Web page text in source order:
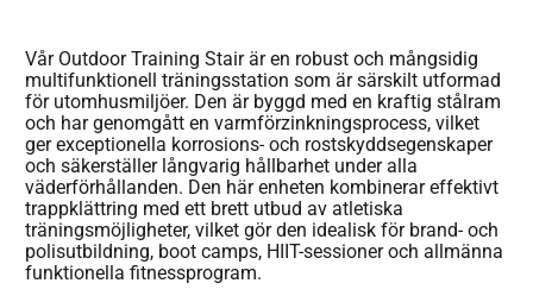
Vår Outdoor Training Stair är en robust och mångsidig
multifunktionell träningsstation som är särskilt utformad
för utomhusmiljöer. Den är byggd med en kraftig stålram
och har genomgått en varmförzinkningsprocess, vilket
ger exceptionella korrosions- och rostskyddsegenskaper
och säkerställer långvarig hållbarhet under alla
väderförhållanden. Den här enheten kombinerar effektivt
trappklättring med ett brett utbud av atletiska
träningsmöjligheter, vilket gör den idealisk för brand- och
polisutbildning, boot camps, HIIT-sessioner och allmänna
funktionella fitnessprogram.